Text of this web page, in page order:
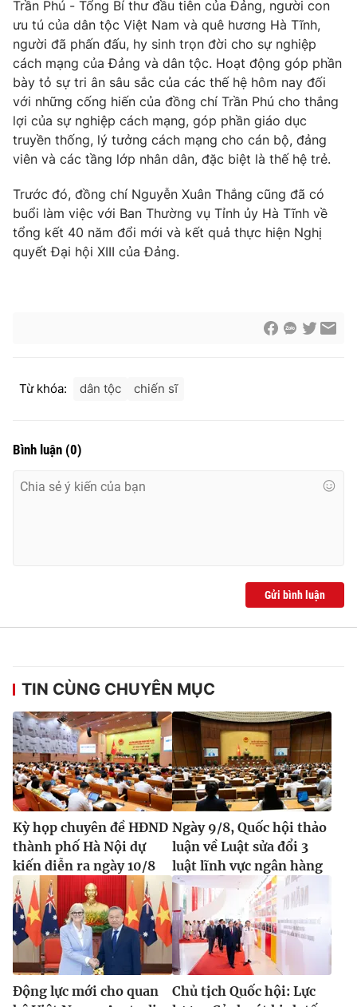
VTV Money VTV Thể thao
VTV Sức khoẻ Bất động sản
Thị trường 24h Tấm lòng Việt
VTV4 Vươn mình bằng AI
VTV9 VTV8
Liên hệ tòa soạn English
Cơ quan báo chí:Thời báo VTV
024.38 355 931 - 024.38 355 932
Liên hệ quảng cáo:
024-7300.7108
® Cấm sao chép dưới mọi hình thức nếu không có sự chấp
thuận bằng văn bản. Ghi rõ nguồn VTV.vn khi phát hành lại
thông tin từ website này.
Trần Phú - Tổng Bí thư đầu tiên của Đảng, người con
ưu tú của dân tộc Việt Nam và quê hương Hà Tĩnh,
người đã phấn đấu, hy sinh trọn đời cho sự nghiệp
cách mạng của Đảng và dân tộc. Hoạt động góp phần
bày tỏ sự tri ân sâu sắc của các thế hệ hôm nay đối
với những cống hiến của đồng chí Trần Phú cho thắng
lợi của sự nghiệp cách mạng, góp phần giáo dục
truyền thống, lý tưởng cách mạng cho cán bộ, đảng
viên và các tầng lớp nhân dân, đặc biệt là thế hệ trẻ.
Trước đó, đồng chí Nguyễn Xuân Thắng cũng đã có
buổi làm việc với Ban Thường vụ Tỉnh ủy Hà Tĩnh về
tổng kết 40 năm đổi mới và kết quả thực hiện Nghị
quyết Đại hội XIII của Đảng.
Từ khóa: dân tộc chiến sĩ
Bình luận (0)
Gửi bình luận
TIN CÙNG CHUYÊN MỤC
Kỳ họp chuyên đề HĐND
thành phố Hà Nội dự
kiến diễn ra ngày 10/8
Ngày 9/8, Quốc hội thảo
luận về Luật sửa đổi 3
luật lĩnh vực ngân hàng
Động lực mới cho quan
Chủ tịch Quốc hội: Lực